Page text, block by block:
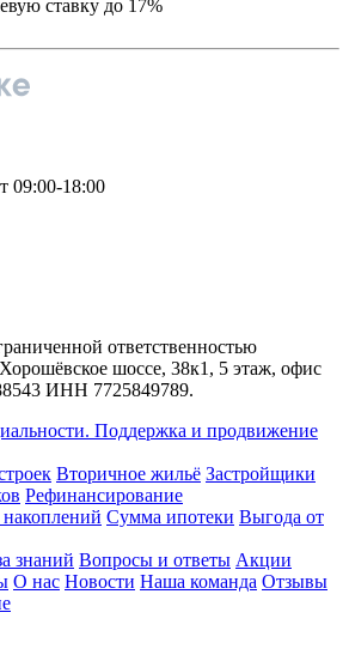
ставку до 17%
09:00-18:00
ответственностью
шоссе, 38к1, 5 этаж, офис
ИНН 7725849789.
Поддержка и продвижение
Вторичное жильё Застройщики
Рефинансирование
Сумма ипотеки Выгода от
знаний Вопросы и ответы Акции
О нас Новости Наша команда Отзывы